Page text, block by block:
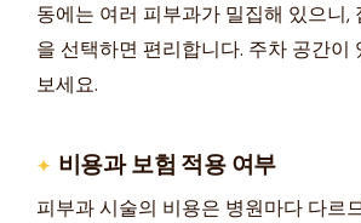
동에는 여러 피부과가 밀집해 있으니,
을 선택하면 편리합니다. 주차 공간이
보세요.
비용과 보험 적용 여부
피부과 시술의 비용은 병원마다 다르